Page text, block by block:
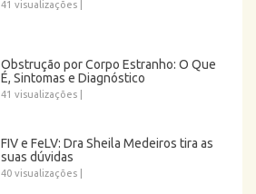
41 visualizações
Obstrução por Corpo Estranho: O Que
É, Sintomas e Diagnóstico
41 visualizações
FIV e FeLV: Dra Sheila Medeiros tira as
suas dúvidas
40 visualizações